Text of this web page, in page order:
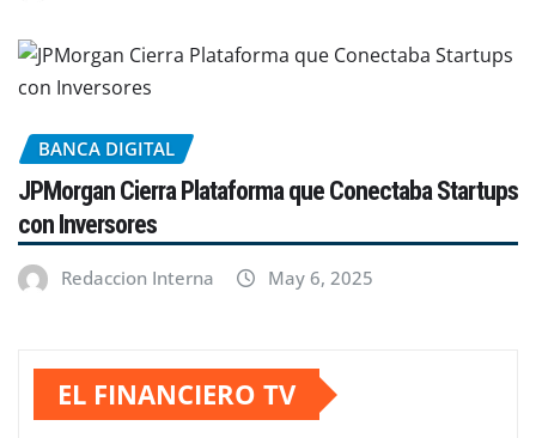
BANCA DIGITAL
JPMorgan Cierra Plataforma que Conectaba Startups
con Inversores
Redaccion Interna May 6, 2025
EL FINANCIERO TV